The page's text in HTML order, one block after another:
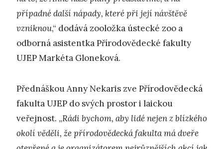
případné další nápady, které při její návštěvě
vzniknou,“ dodává zooložka ústecké zoo a
odborná asistentka Přírodovědecké fakulty
UJEP Markéta Gloneková.
Přednáškou Anny Nekaris zve Přírodovědecká
fakulta UJEP do svých prostor i laickou
veřejnost. „Rádi bychom, aby lidé nejen z blízkého
okolí věděli, že přírodovědecká fakulta má dveře